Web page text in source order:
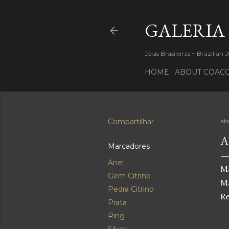
Joias Brasileiras ~ Brazilian
HOME ABOUT
Compartilhar
Marcadores
Anel
Gem Citrine
Pedra Citrino
Prata
Ring